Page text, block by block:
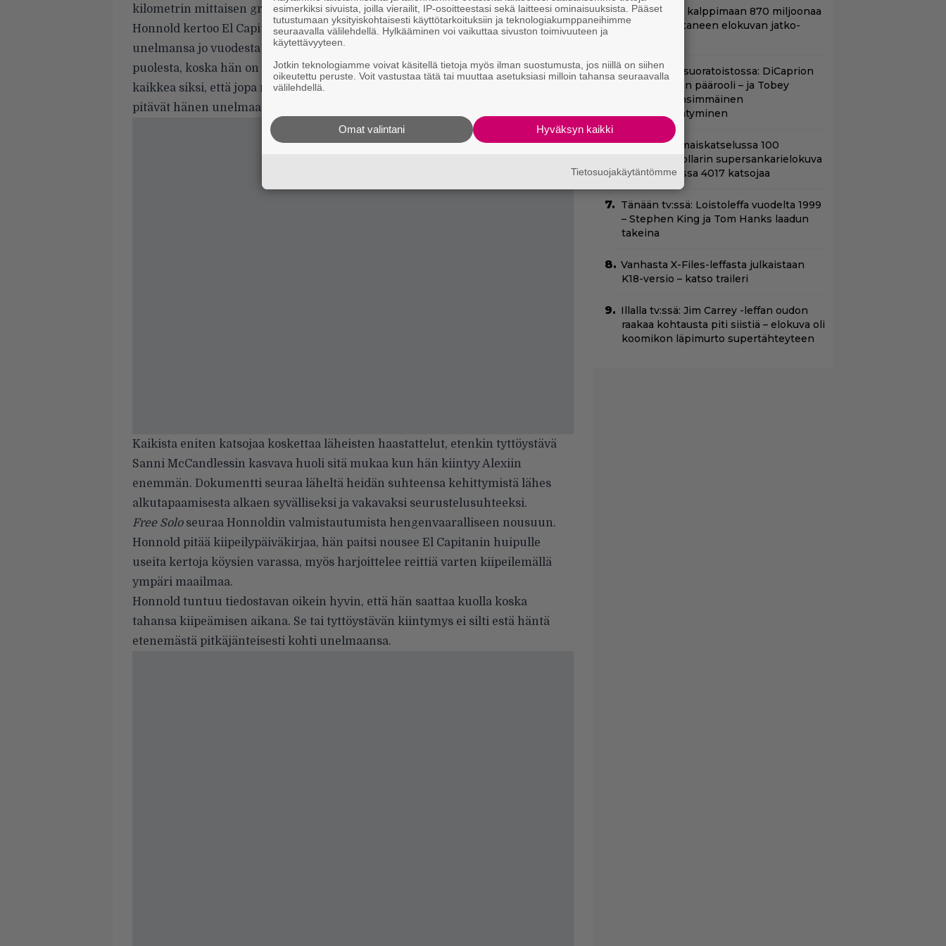
kilometrin mittaisen graniittiseinämän El Capitanin huipulle ilman köyttä.
Honnold kertoo El Capitanin huipulle kiipeämisen ilman köysiä olleen hänen
unelmansa jo vuodesta 2009 saakka. Katsoja alkaa jännittää Honnoldin
puolesta, koska hän on niin kiinnostava, erikoinen ja ainutlaatuinen. Ja ennen
kaikkea siksi, että jopa muut dokumentissa kuultavat free solo -kiipeilijät
pitävät hänen unelmaansa liian vaarallisena.
Kaikista eniten katsojaa koskettaa läheisten haastattelut, etenkin tyttöystävä
Sanni McCandlessin kasvava huoli sitä mukaa kun hän kiintyy Alexiin
enemmän. Dokumentti seuraa läheltä heidän suhteensa kehittymistä lähes
alkutapaamisesta alkaen syvälliseksi ja vakavaksi seurustelusuhteeksi.
Free Soloseuraa Honnoldin valmistautumista hengenvaaralliseen nousuun.
Honnold pitää kiipeilypäiväkirjaa, hän paitsi nousee El Capitanin huipulle
useita kertoja köysien varassa, myös harjoittelee reittiä varten kiipeilemällä
ympäri maailmaa.
Honnold tuntuu tiedostavan oikein hyvin, että hän saattaa kuolla koska
tahansa kiipeämisen aikana. Se tai tyttöystävän kiintymys ei silti estä häntä
etenemästä pitkäjänteisesti kohti unelmaansa.
Ohjaaja lähti kalppimaan 870 miljoonaa
dollaria tuottaneen elokuvan jatko-
Huippuleffa suoratoistossa: DiCaprion
ensimmäinen päärooli – ja Tobey
Maguiren ensimmäinen
elokuvaesiintyminen
Scifihetki: Ilmaiskatselussa 100
miljoonan dollarin supersankarielokuva
– sai Suomessa 4017 katsojaa
Tänään tv:ssä: Loistoleffa vuodelta 1999
– Stephen King ja Tom Hanks laadun
takeina
Vanhasta X-Files-leffasta julkaistaan
K18-versio – katso traileri
Illalla tv:ssä: Jim Carrey -leffan oudon
raakaa kohtausta piti siistiä – elokuva oli
koomikon läpimurto supertähteyteen
esimerkiksi sivuista, joilla vierailit, IP-osoitteestasi sekä laitteesi ominaisuuksista. Pääset
tutustumaan yksityiskohtaisesti käyttötarkoituksiin ja teknologiakumppaneihimme
seuraavalla välilehdellä. Hylkääminen voi vaikuttaa sivuston toimivuuteen ja
käytettävyyteen.
Jotkin teknologiamme voivat käsitellä tietoja myös ilman suostumusta, jos niillä on siihen
oikeutettu peruste. Voit vastustaa tätä tai muuttaa asetuksiasi milloin tahansa seuraavalla
välilehdellä.
Hyväksyn kaikki
Omat valintani
Tietosuojakäytäntömme